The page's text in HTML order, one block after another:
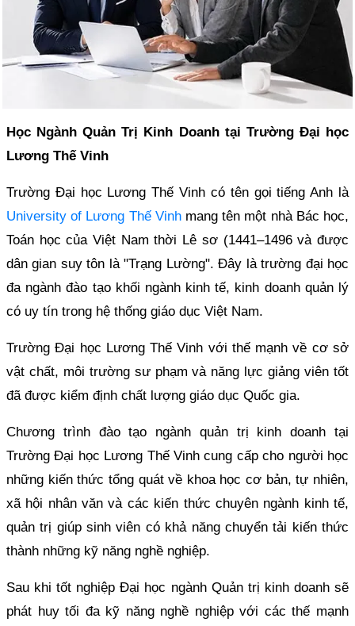
Học Ngành Quản Trị Kinh Doanh tại Trường Đại học
Lương Thế Vinh
Trường Đại học Lương Thế Vinh có tên gọi tiếng Anh là
University of Lương Thế Vinhmang tên một nhà Bác học,
Toán học của Việt Nam thời Lê sơ (1441–1496 và được
dân gian suy tôn là "Trạng Lường". Đây là trường đại học
đa ngành đào tạo khối ngành kinh tế, kinh doanh quản lý
có uy tín trong hệ thống giáo dục Việt Nam.
Trường Đại học Lương Thế Vinh với thế mạnh về cơ sở
vật chất, môi trường sư phạm và năng lực giảng viên tốt
đã được kiểm định chất lượng giáo dục Quốc gia.
Chương trình đào tạo ngành quản trị kinh doanh tại
Trường Đại học Lương Thế Vinh cung cấp cho người học
những kiến thức tổng quát về khoa học cơ bản, tự nhiên,
xã hội nhân văn và các kiến thức chuyên ngành kinh tế,
quản trị giúp sinh viên có khả năng chuyển tải kiến thức
thành những kỹ năng nghề nghiệp.
Sau khi tốt nghiệp Đại học ngành Quản trị kinh doanh sẽ
phát huy tối đa kỹ năng nghề nghiệp với các thế mạnh